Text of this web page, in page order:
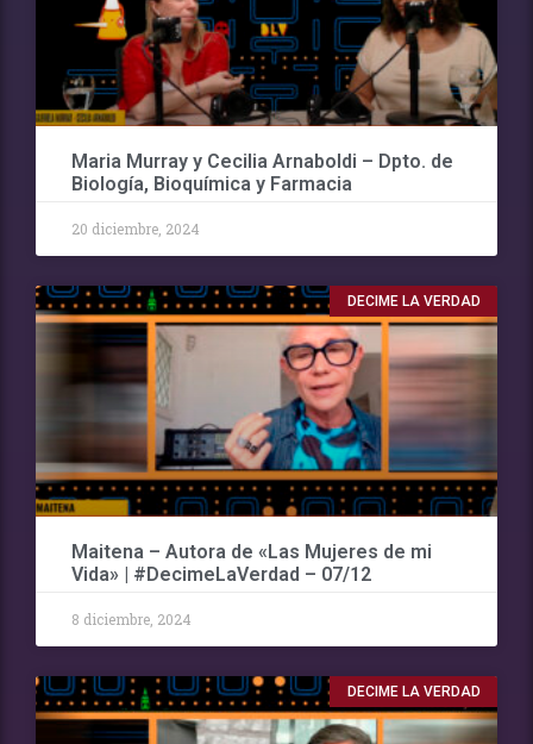
Maria Murray y Cecilia Arnaboldi – Dpto. de
Biología, Bioquímica y Farmacia
20 diciembre, 2024
DECIME LA VERDAD
Maitena – Autora de «Las Mujeres de mi
Vida» | #DecimeLaVerdad – 07/12
8 diciembre, 2024
DECIME LA VERDAD